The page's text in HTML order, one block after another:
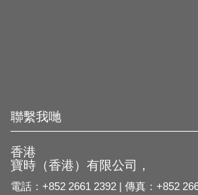
聯繫我哋
香港
寶時（香港）有限公司，
電話：+852 2661 2392 | 傳真：+852